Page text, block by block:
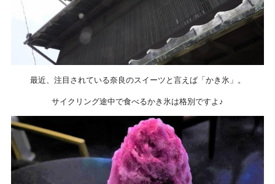
最近、注目されている奈良のスイーツと言えば「かき氷」。
サイクリング途中で食べるかき氷は格別ですよ♪